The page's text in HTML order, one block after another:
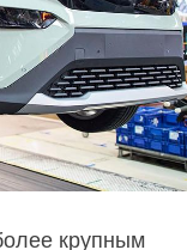
крупным